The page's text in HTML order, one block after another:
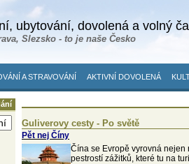
ubytování, dovolená a volný
Slezsko - to je naše Česko
A STRAVOVÁNÍ AKTIVNÍ DOVOLENÁ
Guliverovy cesty - Po světě
Pět nej Číny
Čína se Evropě vyrovná nejen
pestrostí zážitků, které tu na